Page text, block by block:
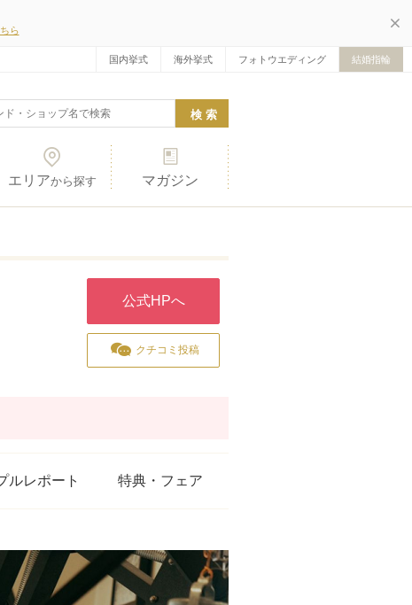
ら
国内挙式 海外挙式 フォトウエディング 結婚指輪
エリアから探す マガジン
公式HPへ
クチコミ投稿
ルレポート 特典・フェア